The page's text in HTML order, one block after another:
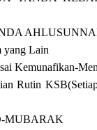
yang Lain
Kemunafikan-
Rutin
MUBARAK